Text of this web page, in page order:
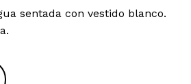
sentada con vestido blanco.